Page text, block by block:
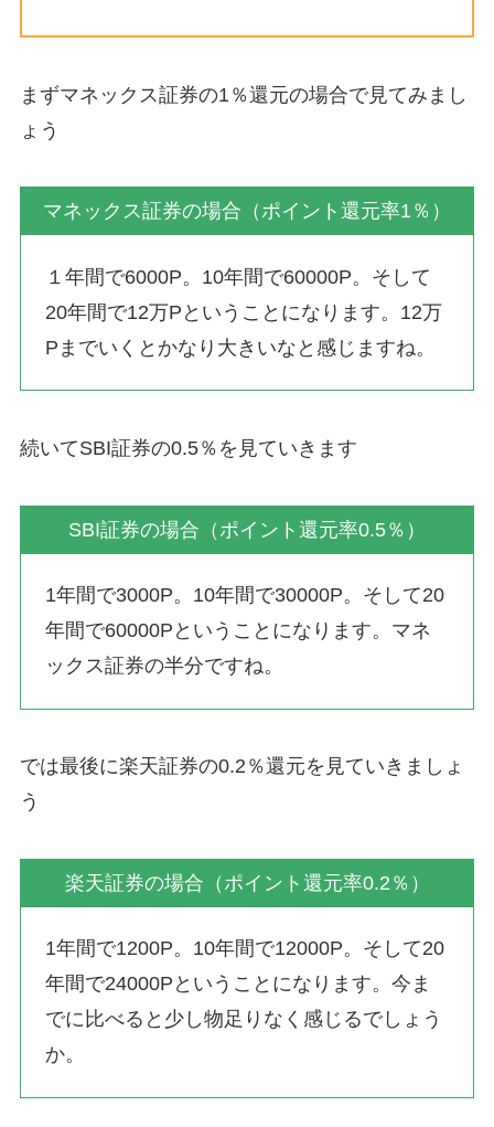
まずマネックス証券の1％還元の場合で見てみまし
ょう
マネックス証券の場合（ポイント還元率1％）
１年間で6000P。10年間で60000P。そして
20年間で12万Pということになります。12万
Pまでいくとかなり大きいなと感じますね。
続いてSBI証券の0.5％を見ていきます
SBI証券の場合（ポイント還元率0.5％）
1年間で3000P。10年間で30000P。そして20
年間で60000Pということになります。マネ
ックス証券の半分ですね。
では最後に楽天証券の0.2％還元を見ていきましょ
う
楽天証券の場合（ポイント還元率0.2％）
1年間で1200P。10年間で12000P。そして20
年間で24000Pということになります。今ま
でに比べると少し物足りなく感じるでしょう
か。